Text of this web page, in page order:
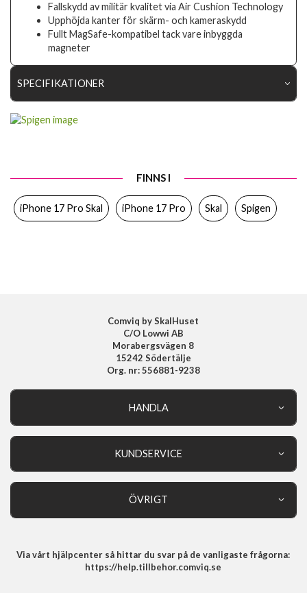
Fallskydd av militär kvalitet via Air Cushion Technology
Upphöjda kanter för skärm- och kameraskydd
Fullt MagSafe-kompatibel tack vare inbyggda
magneter
SPECIFIKATIONER
Färg Blå, Genomskinlig
FINNS I
iPhone 17 Pro Skal iPhone 17 Pro Skal Spigen
Comviq by SkalHuset
C/O Lowwi AB
Morabergsvägen 8
15242 Södertälje
Org. nr: 556881-9238
HANDLA
KUNDSERVICE
ÖVRIGT
Integritetspolicy
Via vårt hjälpcenter så hittar du svar på de vanligaste frågorna:
https://help.tillbehor.comviq.se